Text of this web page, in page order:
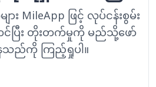
MileApp ဖြင့် လုပ်ငန်းစွမ်း
ပြီး တိုးတက်မှုကို မည်သို့ဖော်
သည်ကို ကြည့်ရှုပါ။